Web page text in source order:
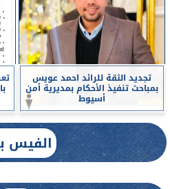
تجديد الثقة للرائد احمد عويس
بمباحث تنفيذ الأحكام بمديرية أمن
أسيوط
الفيس